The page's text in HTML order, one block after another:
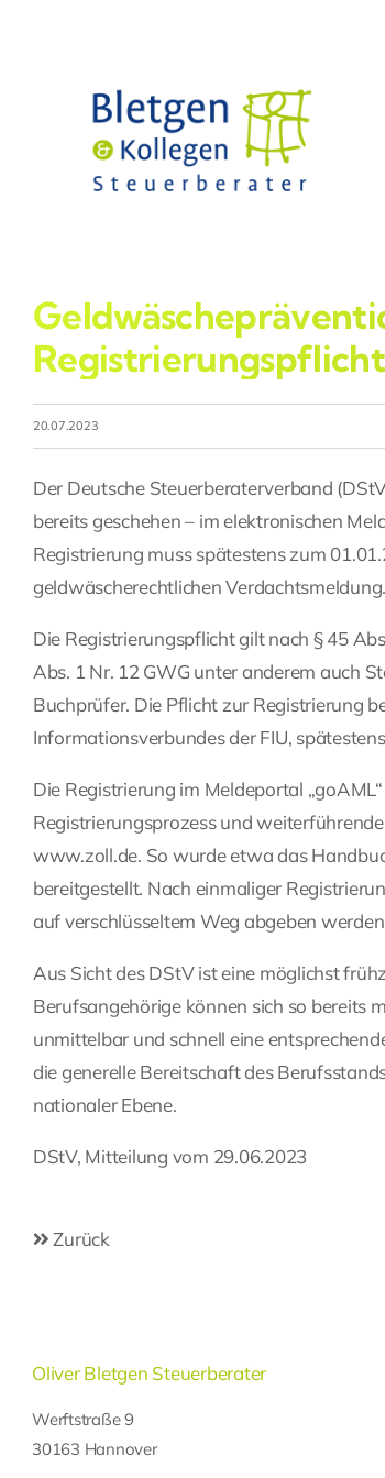
20.07.2023
Der Deutsche Steuerberaterverband
bereits geschehen – im elektronischen
Registrierung muss spätestens zum
geldwäscherechtlichen
Die Registrierungspflicht gilt nach § 45
Abs. 1 Nr. 12 GWG unter anderem auch
Buchprüfer. Die Pflicht zur Registrierung
Informationsverbundes der FIU,
Die Registrierung im Meldeportal
Registrierungsprozess und
www.zoll.de. So wurde etwa das
bereitgestellt. Nach einmaliger
auf verschlüsseltem Weg abgeben
Aus Sicht des DStV ist eine möglichst
Berufsangehörige können sich so bereits
unmittelbar und schnell eine
die generelle Bereitschaft des
nationaler Ebene.
DStV, Mitteilung vom 29.06.2023
Zurück
Oliver Bletgen Steuerberater
Werftstraße 9
30163 Hannover